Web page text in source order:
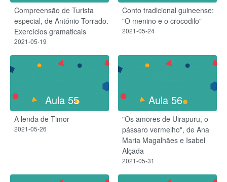
Compreensão de Turista
especial, de António Torrado.
Exercícios gramaticais
2021-05-19
Conto tradicional guineense:
"O menino e o crocodilo"
2021-05-24
Aula 55
A lenda de Timor
2021-05-26
Aula 56
"Os amores de Uirapuru, o
pássaro vermelho", de Ana
Maria Magalhães e Isabel
Alçada
2021-05-31